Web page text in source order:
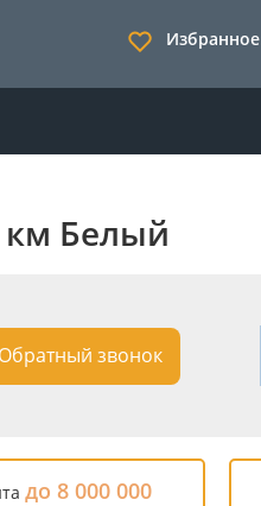
Избранное
км Белый
Обратный звонок
до 8 000 000